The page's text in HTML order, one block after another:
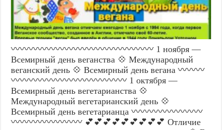
〰️〰️〰️〰️〰️〰️〰️〰️〰️〰️〰️〰️〰️〰️〰️〰️ 1 ноября —
Всемирный день веганства 💠 Международный
веганский день 💠 Всемирный день вегана 〰️〰️〰️
〰️〰️〰️〰️〰️〰️〰️〰️〰️〰️〰️〰️〰️ 1 октября —
Всемирный день вегетарианства 💠
Международный вегетарианский день 💠
Всемирный день вегетарианца 〰️〰️〰️〰️〰️〰️〰️〰️
〰️〰️〰️〰️〰️〰️〰️〰️ 💕💕💕💕💕💕💕💕💕 Отличие